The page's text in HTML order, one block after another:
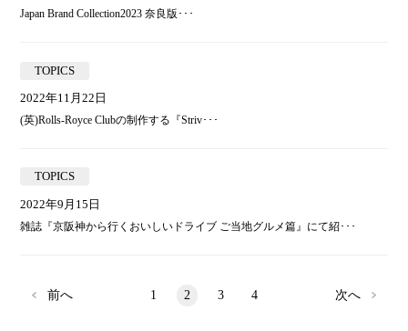
Japan Brand Collection2023 奈良版･･･
2022年11月22日
TOPICS
(英)Rolls-Royce Clubの制作する『Striv･･･
2022年9月15日
TOPICS
雑誌『京阪神から行くおいしいドライブ ご当地グルメ篇』にて紹･･･
前へ 1 2 3 4 次へ